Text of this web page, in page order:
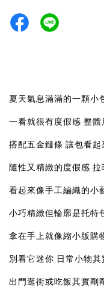
夏天氣息滿滿的一顆小
一看就很有度假感 整
搭配五金鏈條 讓包看
隨性又精緻的度假感
看起來像手工編織的小
小巧精緻但輪廓是托特
拿在手上就像縮小版購
別看它迷你 日常小物其
出門逛街或吃飯其實剛